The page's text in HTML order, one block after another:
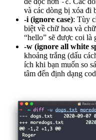
-c
và các dòng bị xóa đi
-i (ignore case): Tùy
biệt về chữ hoa và
“hello” sẽ được coi là
-w (ignore all white
khoảng trắng (dấu
ích khi bạn muốn so
tâm đến định dạng